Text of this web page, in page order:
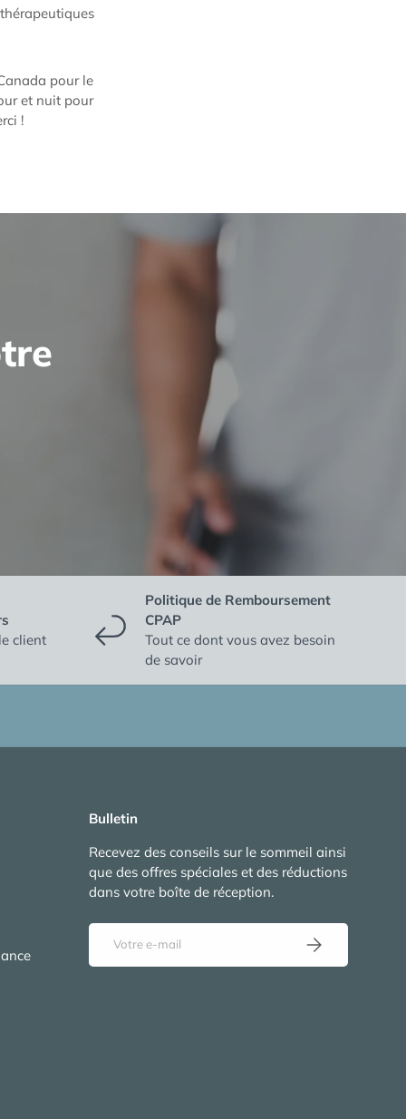
pour le
et nuit pour
!
client
Politique de Remboursement
CPAP
Tout ce dont vous avez besoin
de savoir
Bulletin
Recevez des conseils sur le sommeil ainsi
que des offres spéciales et des réductions
dans votre boîte de réception.
E-mail
S’inscrire